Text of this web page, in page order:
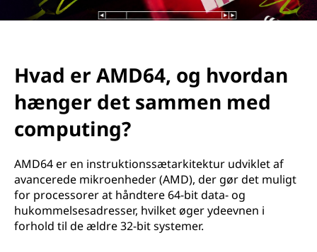
Hvad er AMD64, og hvordan
hænger det sammen med
computing?
AMD64 er en instruktionssætarkitektur udviklet af
avancerede mikroenheder (AMD), der gør det muligt
for processorer at håndtere 64-bit data- og
hukommelsesadresser, hvilket øger ydeevnen i
forhold til de ældre 32-bit systemer.